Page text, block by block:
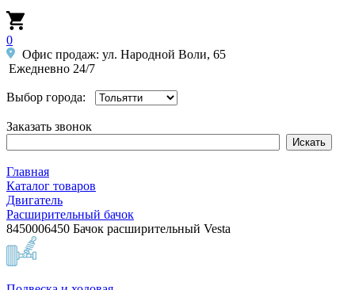
0
Офис продаж: ул. Народной Воли, 65
Ежедневно 24/7
Выбор города:
Заказать звонок
Главная
Каталог товаров
Двигатель
Расширительный бачок
8450006450 Бачок расширительный Vesta